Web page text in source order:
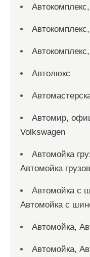
Автолюкс
Автомир,
Volkswagen
Автомойка
Автомойка
Автомойка с
Автомойка с
Автомойка,
Автомойка,